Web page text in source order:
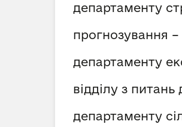
департаменту
прогнозування –
департаменту
відділу з
департаменту